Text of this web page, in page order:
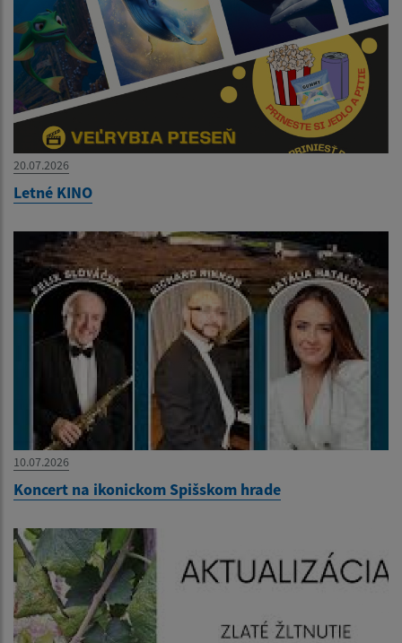
20.07.2026
Letné KINO
10.07.2026
Koncert na ikonickom Spišskom hrade